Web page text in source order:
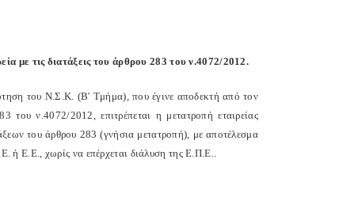
με τις διατάξεις του άρθρου 283 του ν.4072/2012.
του Ν.Σ.Κ. (Β' Τμήμα), που έγινε αποδεκτή από τον
ν.4072/2012, επιτρέπεται η μετατροπή εταιρείας
του άρθρου 283 (γνήσια μετατροπή), με αποτέλεσμα
ή Ε.Ε., χωρίς να επέρχεται διάλυση της Ε.Π.Ε..